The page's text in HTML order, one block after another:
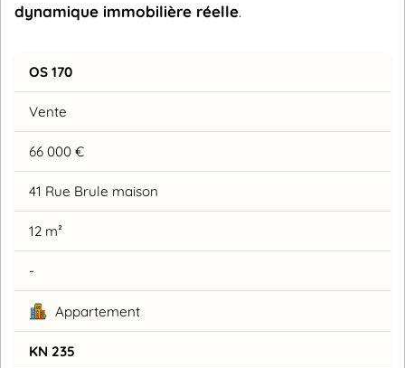
dynamique immobilière réelle.
OS 170
Vente
66 000 €
41 Rue Brule maison
12 m²
-
Appartement
KN 235